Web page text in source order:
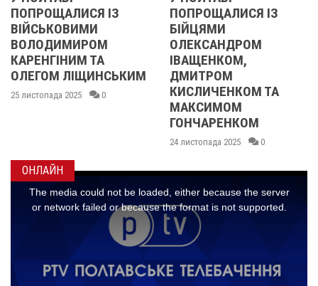
ІЗ
0
ПОПРОЩАЛИСЯ ІЗ
БІЙЦЯМИ
ОЛЕКСАНДРОМ
ІВАЩЕНКОМ,
ДМИТРОМ
КИСЛИЧЕНКОМ ТА
ГОНЧАРЕНКОМ
0
2013 ОЧИМА
21 листопада 2025
ОНЛАЙН